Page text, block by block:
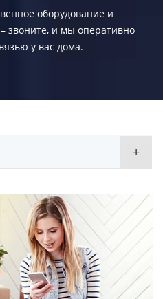
оборудование и
звоните, и мы оперативно
у вас дома.